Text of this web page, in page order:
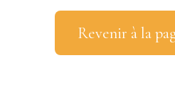
Revenir à la